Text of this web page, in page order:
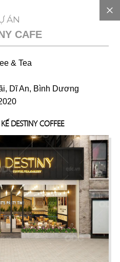
ÁN
CAFE
& Tea
Dĩ An, Bình Dương
DESTINY COFFEE